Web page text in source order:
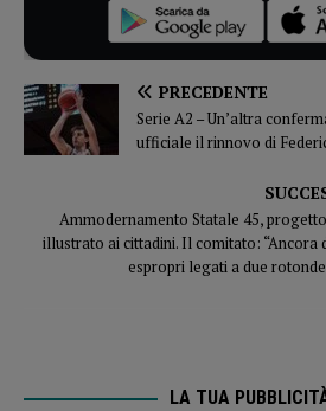
PRECEDENTE
Serie A2 – Un’altra
ufficiale il rinnovo di
Ammodernamento Statale 45,
illustrato ai cittadini. Il comitato: “Ancora
espropri legati a due
LA TUA